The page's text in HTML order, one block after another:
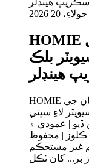
جولاءِ، 20 2026
HOMIE هائيڊروولڪ نارنگي پيل
ايڪسيويٽر بلڪ
هينڊلر
HOMIE هائيڊروولڪ نارنگي پيل گريپل - اسان جي
6-40 ٽن ايڪسيويٽر لاءِ سڀني
| عمودي ۽
ڪلوز | محفوظ
غير مستحڪم